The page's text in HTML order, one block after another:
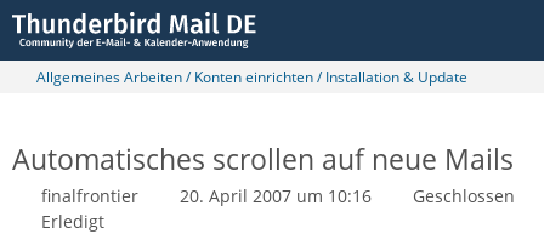
Allgemeines Arbeiten / Konten einrichten / Installation & Update
Automatisches scrollen auf neue Mails
finalfrontier 20. April 2007 um 10:16
Geschlossen
Erledigt